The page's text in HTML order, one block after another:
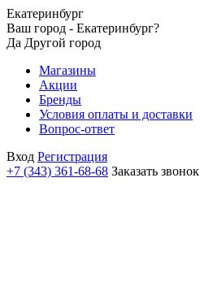
Екатеринбург
Ваш город - Екатеринбург?
Да Другой город
Магазины
Акции
Бренды
Условия оплаты и доставки
Вопрос-ответ
Вход Регистрация
+7 (343) 361-68-68 Заказать звонок